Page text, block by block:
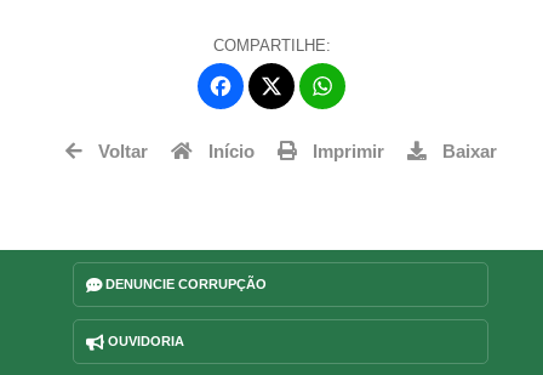
COMPARTILHE:
Facebook
Voltar Início Imprimir Baixar
DENUNCIE CORRUPÇÃO
OUVIDORIA